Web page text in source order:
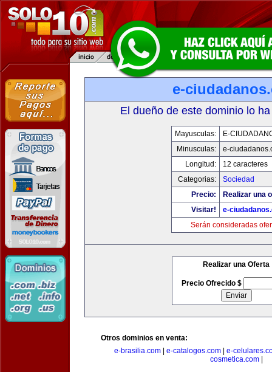
e-
El dueño de este dominio lo
Mayusculas:
E-
Minusculas:
e-
Longitud:
12 caracteres
Categorias:
Sociedad
Precio:
Realizar una
Visitar!
e-
Serán consideradas
Realizar una Oferta
Precio Ofrecido $
Otros dominios en venta:
e-brasilia.com
e-catalogos.com
e-
cosmetica.com|